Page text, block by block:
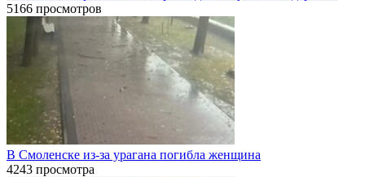
5166 просмотров
В Смоленске из-за урагана погибла женщина
4243 просмотра